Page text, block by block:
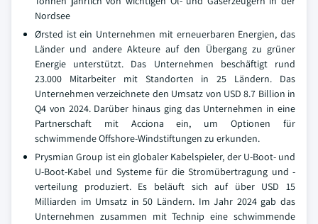
Nordsee
Ørsted ist ein Unternehmen mit erneuerbaren Energien, das
Länder und andere Akteure auf den Übergang zu grüner
Energie unterstützt. Das Unternehmen beschäftigt rund
23.000 Mitarbeiter mit Standorten in 25 Ländern. Das
Unternehmen verzeichnete den Umsatz von USD 8.7 Billion in
Q4 von 2024. Darüber hinaus ging das Unternehmen in eine
Partnerschaft mit Acciona ein, um Optionen für
schwimmende Offshore-Windstiftungen zu erkunden.
Prysmian Group ist ein globaler Kabelspieler, der U-Boot- und
U-Boot-Kabel und Systeme für die Stromübertragung und -
verteilung produziert. Es beläuft sich auf über USD 15
Milliarden im Umsatz in 50 Ländern. Im Jahr 2024 gab das
Unternehmen zusammen mit Technip eine schwimmende